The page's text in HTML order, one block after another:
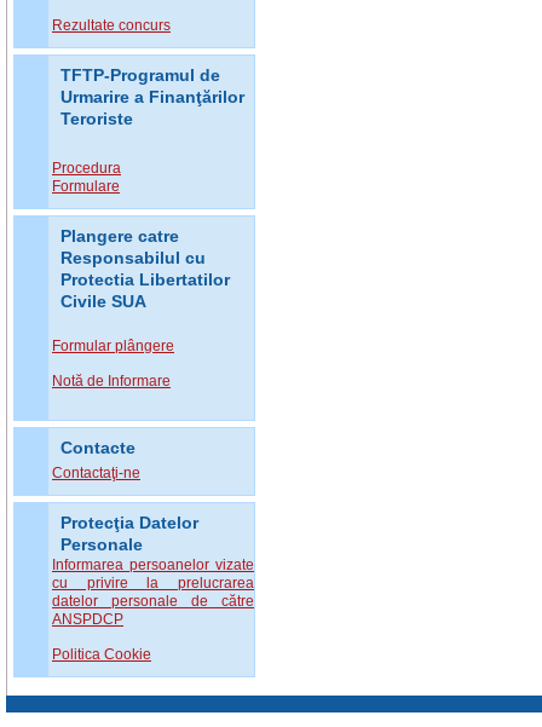
Rezultate concurs
TFTP-Programul de
Urmarire a Finanţărilor
Teroriste
Procedura
Formulare
Plangere catre
Responsabilul cu
Protectia Libertatilor
Civile SUA
Formular plângere
Notă de Informare
Contacte
Contactaţi-ne
Protecţia Datelor
Personale
Informarea persoanelor vizate
cu privire la prelucrarea
datelor personale de către
ANSPDCP
Politica Cookie